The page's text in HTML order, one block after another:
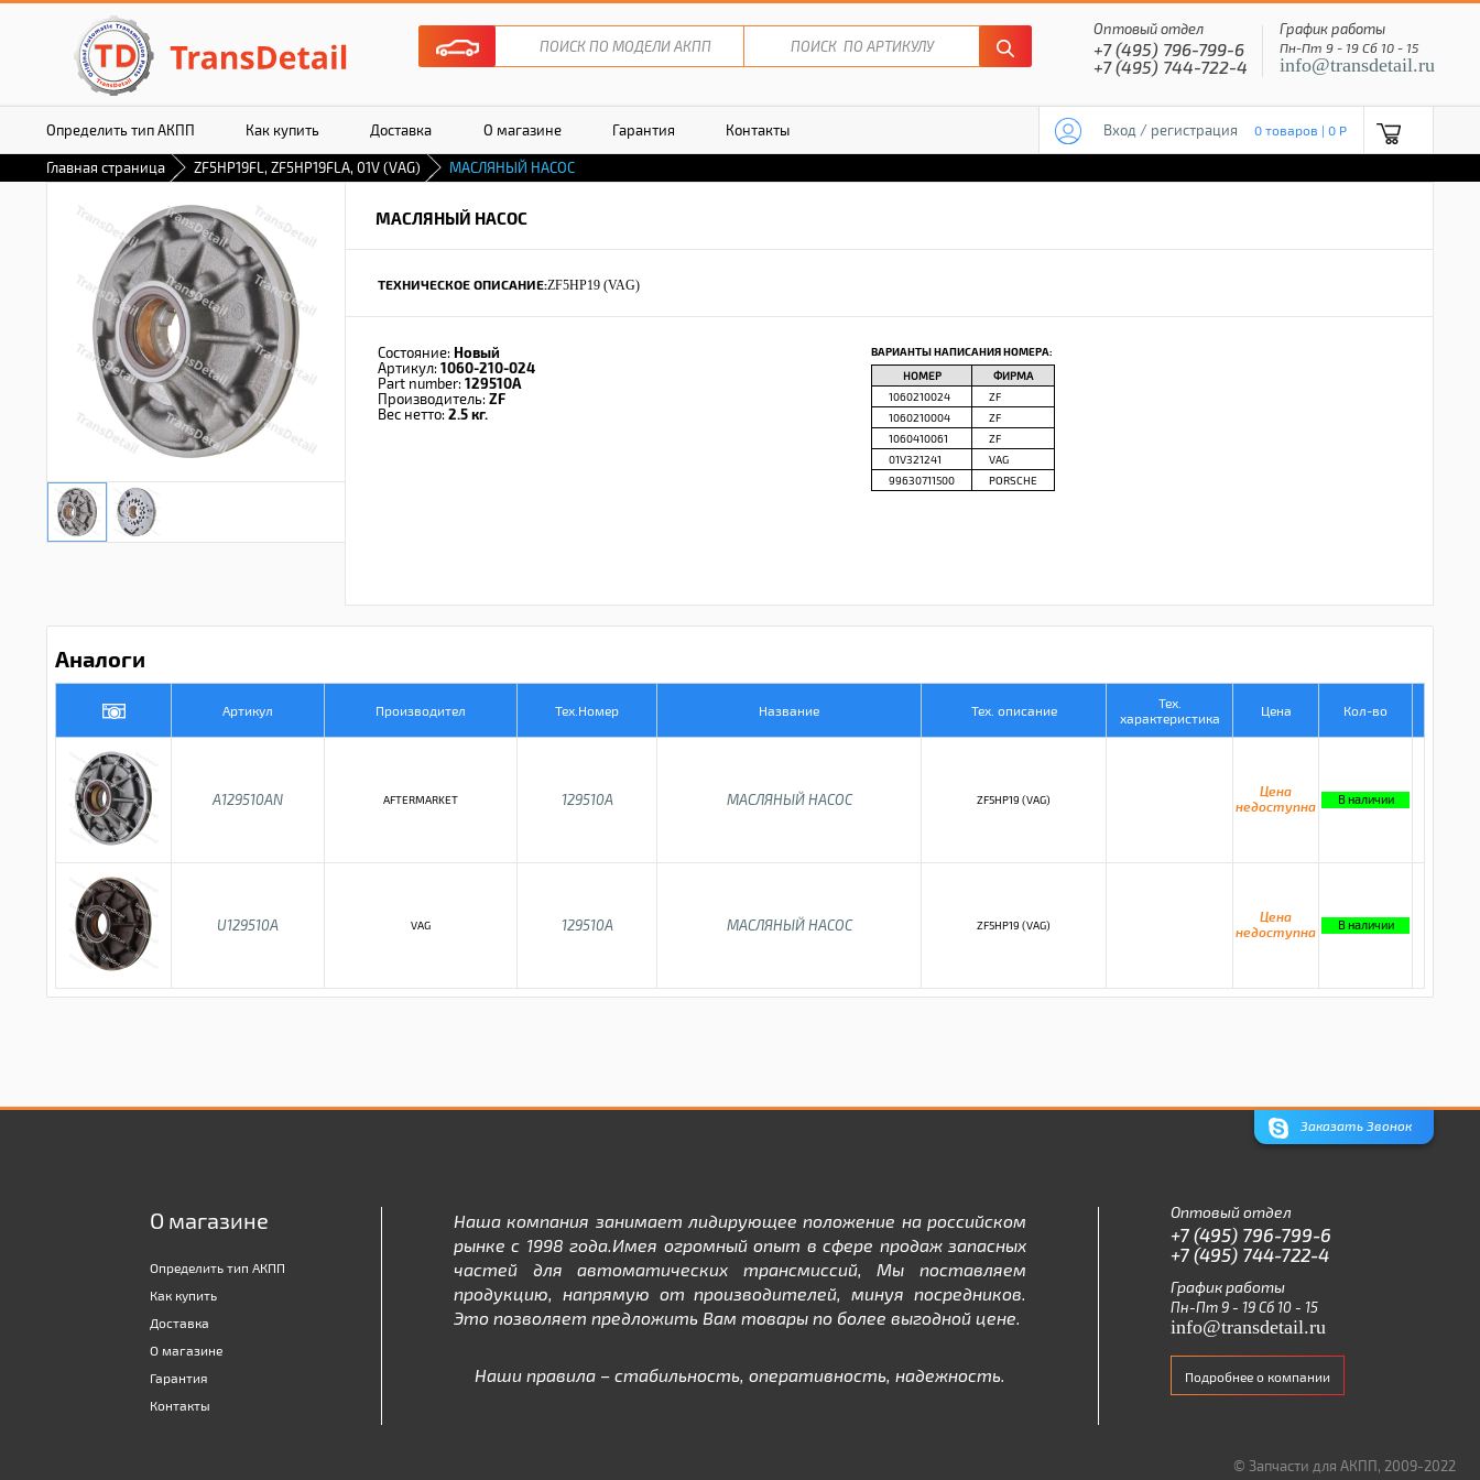
Оптовый отдел
+7 (495) 796-799-6
+7 (495) 744-722-4
График работы
Пн-Пт 9 - 19 Сб 10 - 15
info@transdetail.ru
Определить тип АКПП Как купить Доставка О магазине Гарантия Контакты Вход / регистрация 0 товаров | 0 P
Главная страница ZF5HP19FL, ZF5HP19FLA, 01V (VAG) МАСЛЯНЫЙ НАСОС
МАСЛЯНЫЙ НАСОС
ТЕХНИЧЕСКОЕ ОПИСАНИЕ:ZF5HP19 (VAG)
Состояние: Новый
Артикул: 1060-210-024
Part number: 129510A
Производитель: ZF
Вес нетто: 2.5 кг.
ВАРИАНТЫ НАПИСАНИЯ НОМЕРА:
НОМЕР
ФИРМА
1060210024
ZF
1060210004
ZF
1060410061
ZF
01V321241
VAG
99630711500
PORSCHE
Аналоги
Артикул Производител Тех.Номер Название Тех. описание
Тех.
характеристика
Цена Кол-во
A129510AN AFTERMARKET 129510A МАСЛЯНЫЙ НАСОС ZF5HP19 (VAG)
Цена
недоступна
В наличии
U129510A VAG 129510A МАСЛЯНЫЙ НАСОС ZF5HP19 (VAG)
Цена
недоступна
В наличии
Заказать Звонок
О магазине
Определить тип АКПП
Как купить
Доставка
О магазине
Гарантия
Контакты
Наша компания занимает лидирующее положение на российском
рынке с 1998 года.Имея огромный опыт в сфере продаж запасных
частей для автоматических трансмиссий, Мы поставляем
продукцию, напрямую от производителей, минуя посредников.
Это позволяет предложить Вам товары по более выгодной цене.
Наши правила – стабильность, оперативность, надежность.
Оптовый отдел
+7 (495) 796-799-6
+7 (495) 744-722-4
График работы
Пн-Пт 9 - 19 Сб 10 - 15
info@transdetail.ru
Подробнее о компании
© Запчасти для АКПП, 2009-2022